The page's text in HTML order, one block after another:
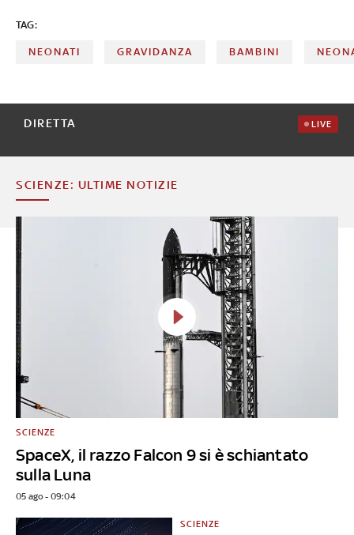
TAG:
NEONATI GRAVIDANZA BAMBINI
DIRETTA LIVE
SCIENZE: ULTIME NOTIZIE
SpaceX, il razzo Falcon 9 si è schiantato
sulla Luna
SCIENZE
05 ago - 09:04
SCIENZE